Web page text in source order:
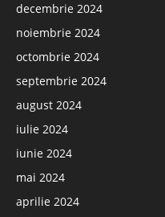
decembrie 2024
noiembrie 2024
octombrie 2024
septembrie 2024
august 2024
iulie 2024
iunie 2024
mai 2024
aprilie 2024